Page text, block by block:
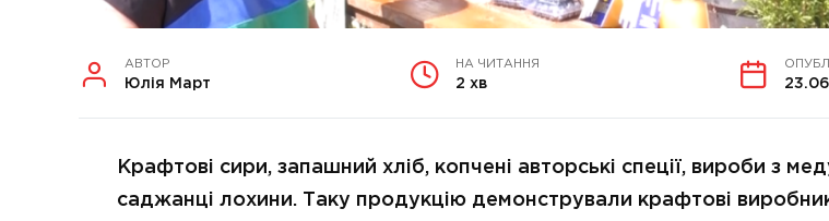
АВТОР
Юлія Март
НА ЧИТАННЯ
2 хв
Крафтові сири, запашний хліб, копчені авторські спеції, вироби з
саджанці лохини. Таку продукцію демонстрували крафтові